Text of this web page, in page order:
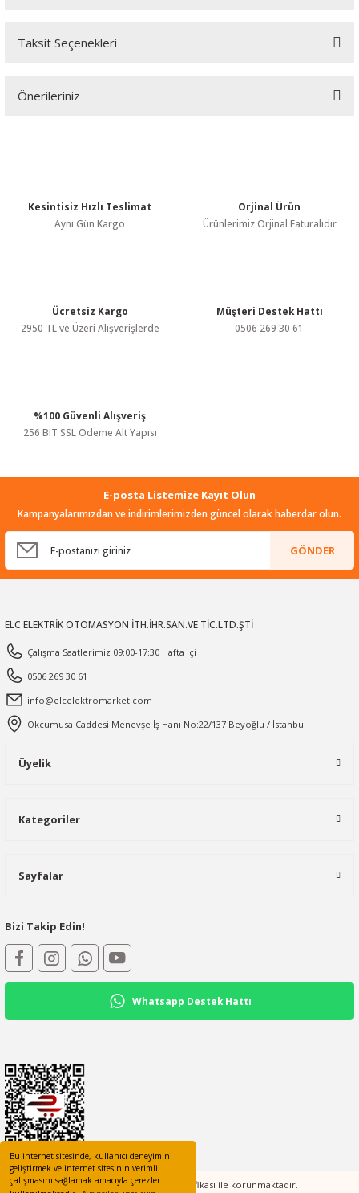
Bu internet sitesinde, kullanıcı deneyimini
geliştirmek ve internet sitesinin verimli
çalışmasını sağlamak amacıyla çerezler
Bu ürüne ilk yorumu siz yapın!
Taksit Seçenekleri
Önerileriniz
Ürün resmi kalitesiz, bozuk veya görüntülenemiyor.
Bu ürüne benzer farklı alternatifler olmalı.
Kesintisiz Hızlı Teslimat
Aynı Gün Kargo
Orjinal Ürün
Ürünlerimiz Orjinal Faturalıdır
Ücretsiz Kargo
2950 TL ve Üzeri Alışverişlerde
Müşteri Destek Hattı
0506 269 30 61
%100 Güvenli Alışveriş
256 BIT SSL Ödeme Alt Yapısı
E-posta Listemize Kayıt Olun
Kampanyalarımızdan ve indirimlerimizden güncel olarak haberdar olun.
GÖNDER
ELC ELEKTRİK OTOMASYON İTH.İHR.SAN.VE TİC.LTD.ŞTİ
Çalışma Saatlerimiz 09:00-17:30 Hafta içi
0506 269 30 61
info@elcelektromarket.com
Okcumusa Caddesi Menevşe İş Hanı No:22/137 Beyoğlu / İstanbul
Üyelik
Kategoriler
Sayfalar
Bizi Takip Edin!
Whatsapp Destek Hattı
Tüm bilgileriniz 256bit SSL Sertifikası ile korunmaktadır.